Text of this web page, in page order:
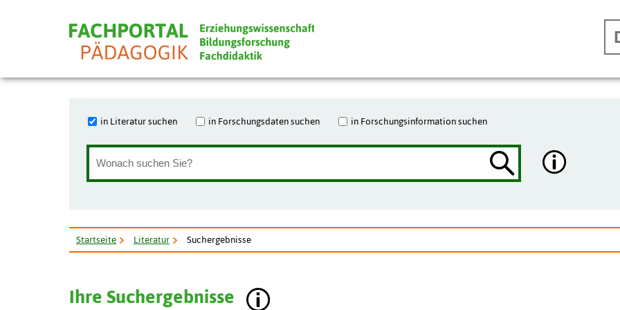
in Literatur suchen in Forschungsdaten suchen in Forschungsinformation suchen
Startseite Literatur Suchergebnisse
Ihre Suchergebnisse